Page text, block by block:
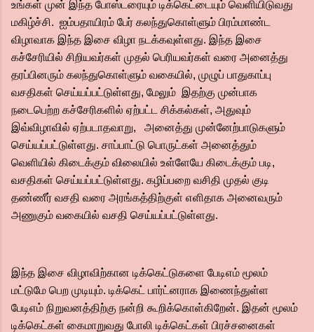
உங்கள் முன் இந்த போஸ்டரையும் டிக்கெட்டையும் வெளியிடுவது
மகிழ்ச்சி. ஐம்பதாயிரம் பேர் கலந்துகொள்ளும் பிரம்மாண்ட
விழாவாக இந்த இசை விழா நடக்கவுள்ளது. இந்த இசை
கச்சேரியில் சிறியவர்கள் முதல் பெரியவர்கள் வரை அனைத்து
தரப்பினரும் கலந்துகொள்ளும் வகையில், முழுப் பாதுகாப்பு
வசதிகள் செய்யப்பட்டுள்ளது, மேலும் இதற்கு முன்பாக
நடைபெற்ற கச்சேரிகளில் ஏற்பட்ட சிக்கல்கள், அதுவும்
இவ்விழாவில் ஏற்படாதவாறு, அனைத்து முன்னேற்பாடுகளும்
செய்யப்பட்டுள்ளது. சாப்பாட்டு பொருட்கள் அனைத்தும்
வெளியில் கிடைக்கும் விலையில் உள்ளேயே கிடைக்கும் படி,
வசதிகள் செய்யப்பட்டுள்ளது. கழிப்பறை வசிதி முதல் குடி
தண்ணீர் வசதி வரை அரங்கத்திற்குள் எளிதாக அனைவரும்
அணுகும் வகையில் வசதி செய்யப்பட்டுள்ளது.
இந்த இசை விழாவிற்கான டிக்கெட்டுகளை பேடிஎம் மூலம்
மட்டுமே பெற முடியும். டிக்கெட் பார்ட்னராக இணைந்துள்ள
பேடிஎம் நிறுவனத்திற்கு நன்றி கூறிக்கொள்கிறேன். இதன் மூலம்
டிக்கெட்கள் கைமாறுவது போலி டிக்கெட்கள் பிரச்சனைகள்